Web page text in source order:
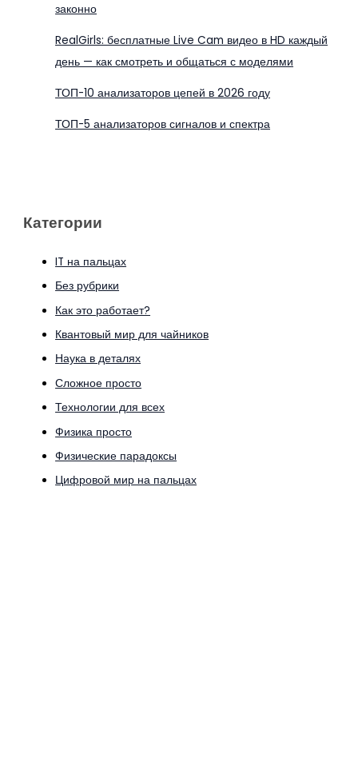
законно
RealGirls: бесплатные Live Cam видео в HD каждый
день — как смотреть и общаться с моделями
ТОП-10 анализаторов цепей в 2026 году
ТОП-5 анализаторов сигналов и спектра
Категории
IT на пальцах
Без рубрики
Как это работает?
Квантовый мир для чайников
Наука в деталях
Сложное просто
Технологии для всех
Физика просто
Физические парадоксы
Цифровой мир на пальцах